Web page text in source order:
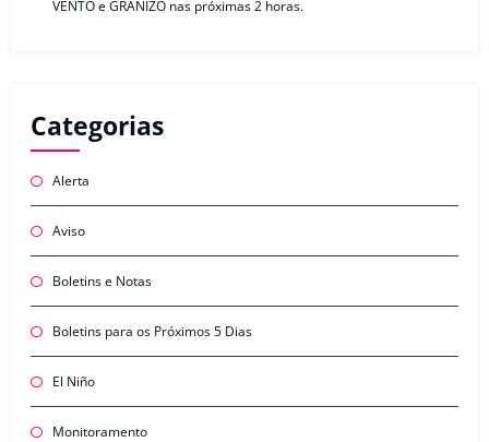
VENTO e GRANIZO nas próximas 2 horas.
Categorias
Alerta
Aviso
Boletins e Notas
Boletins para os Próximos 5 Dias
El Niño
Monitoramento